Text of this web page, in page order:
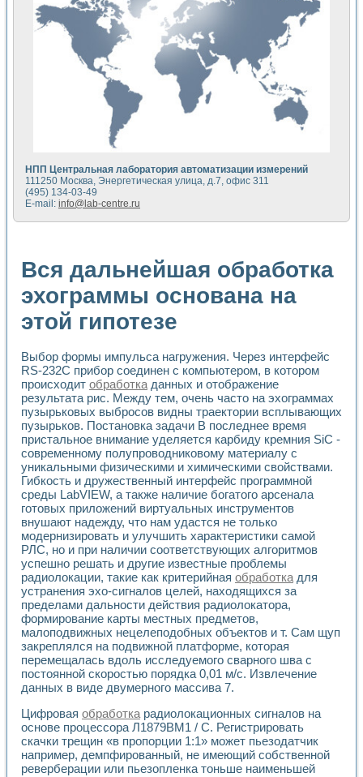
Портативная система для определения показателей
Использование LabVIEW для управления источником
Устройство для снятия вольт-амперных характеристик
Передовые научные технологии: нано-, фемто-,
Автоматизированная установка по измерению временных
Автоматизированный лабораторный комплекс на базе
Визуализация моделирования и оптимизации тепловой
Виртуальный прибор для исследования функциональных
Исследование возможности создания экономичного
Исследование кинетики движения макрочастиц в
Метод прогнозирования свойств дисперсных продуктов
Недорогая система управления сверхпроводящим
Применение технологий NI в курсе экспериментальной
Расчет переноса аэрозоля и выпадения осадка в
Применение NI VISION для геометрического анализа в
Система температурной стабилизации
Управление движением с помощью программно -
Определение параметров всплывающих газовых
Система управления асинхронным тиристорным
Применение средств NATIONAL INSTRUMENTS для
Разработка автоматизированного стенда для
Автоматизированный стенд рентгеновской диагностики
Высокочувствительные оптоэлектронные
Установка для измерения диэлектрических свойств
Исследование кинетики зарождения и развития
Лабораторный электрический импедансный томограф на
Микрозондовая система для характеризации
Метод траекторий в исследовании
Промышленная автоматизация
Автоматизация технологических процессов получения
Использование систем технического зрения для контроля
Исследование электромагнитных переходных процессов
Применение LabVIEW при разработке обучающих
Разработка виртуальных тренажеров путем
Система блокировок, сигнализации и защиты ускорителя
Система сбора данных и управления процессом
Управление температурой газовой среды специальной
Разработка программного обеспечения с
Использование технологий NATIONAL INSTRUMENTS
Оборудование для промышленной термотрансферной
Автоматизация реометрических исследований на базе
Исследование электромагнитных переходных процессов
Стенд для исследования электрических переходных
Автоматизация контроля сварных швов на базе
Измерительный контроль с применением
НПП Центральная лаборатория автоматизации измерений
111250 Москва, Энергетическая улица, д.7, офис 311
(495) 134-03-49
E-mail: info@lab-centre.ru
Вся дальнейшая обработка
эхограммы основана на
этой гипотезе
Выбор формы импульса нагружения. Через интерфейс
RS-232C прибор соединен с компьютером, в котором
происходит обработкаданных и отображение
результата рис. Между тем, очень часто на эхограммах
пузырьковых выбросов видны траектории всплывающих
пузырьков. Постановка задачи В последнее время
пристальное внимание уделяется карбиду кремния SiC -
современному полупроводниковому материалу с
уникальными физическими и химическими свойствами.
Гибкость и дружественный интерфейс программной
среды LabVIEW, а также наличие богатого арсенала
готовых приложений виртуальных инструментов
внушают надежду, что нам удастся не только
модернизировать и улучшить характеристики самой
РЛС, но и при наличии соответствующих алгоритмов
успешно решать и другие известные проблемы
радиолокации, такие как критерийная обработкадля
устранения эхо-сигналов целей, находящихся за
пределами дальности действия радиолокатора,
формирование карты местных предметов,
малоподвижных нецелеподобных объектов и т. Сам щуп
закреплялся на подвижной платформе, которая
перемещалась вдоль исследуемого сварного шва с
постоянной скоростью порядка 0,01 м/с. Извлечение
данных в виде двумерного массива 7.
Цифровая обработкарадиолокационных сигналов на
основе процессора Л1879ВМ1 / С. Регистрировать
скачки трещин «в пропорции 1:1» может пьезодатчик
например, демпфированный, не имеющий собственной
реверберации или пьезопленка тоньше наименьшей